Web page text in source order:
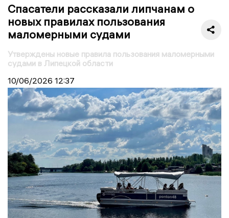
Спасатели рассказали липчанам о
новых правилах пользования
маломерными судами
Утверждены новые правила пользования маломерными
судами в Липецкой области
10/06/2026 12:37